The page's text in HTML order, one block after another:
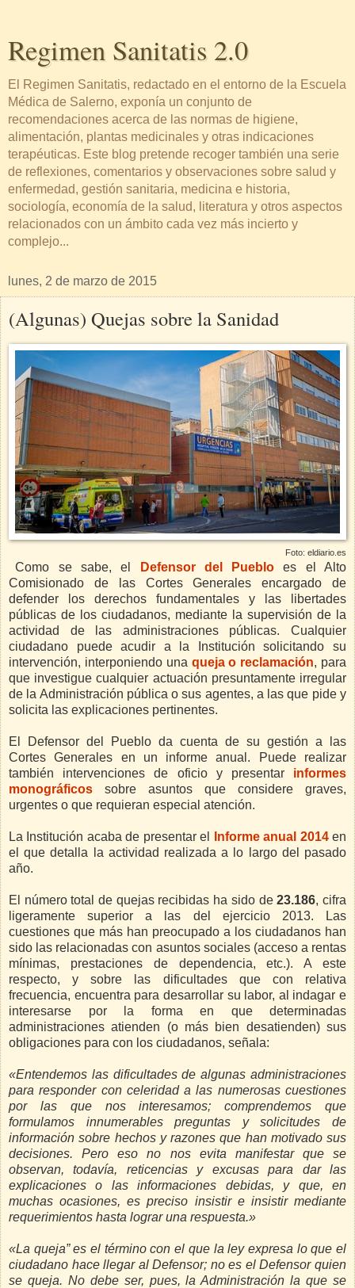
Regimen Sanitatis 2.0
El Regimen Sanitatis, redactado en el entorno de la Escuela
Médica de Salerno, exponía un conjunto de
recomendaciones acerca de las normas de higiene,
alimentación, plantas medicinales y otras indicaciones
terapéuticas. Este blog pretende recoger también una serie
de reflexiones, comentarios y observaciones sobre salud y
enfermedad, gestión sanitaria, medicina e historia,
sociología, economía de la salud, literatura y otros aspectos
relacionados con un ámbito cada vez más incierto y
complejo...
lunes, 2 de marzo de 2015
(Algunas) Quejas sobre la Sanidad
Foto: eldiario.es
Como se sabe, el Defensor del Pueblo es el Alto
Comisionado de las Cortes Generalesencargado de
defender los derechos fundamentales y las libertades
públicas de los ciudadanos, mediante la supervisión de la
actividad de las administraciones públicas. Cualquier
ciudadano puede acudir a la Institución solicitando su
intervención, interponiendo una queja o reclamación, para
que investigue cualquier actuación presuntamente irregular
de la Administración públicao sus agentes, a las que pide y
solicita las explicaciones pertinentes.
El Defensor del Pueblo da cuenta de su gestión a las
Cortes Generales en un informe anual. Puede realizar
también intervenciones de oficio y presentar informes
monográficos sobre asuntos que considere graves,
urgentes o que requieran especial atención.
La Institución acaba de presentar el Informe anual 2014en
el que detalla la actividad realizada a lo largo del pasado
año.
El número total de quejas recibidas ha sido de23.186, cifra
ligeramente superior a las del ejercicio 2013. Las
cuestiones que más han preocupado a los ciudadanos han
sido las relacionadas con asuntos sociales (acceso a rentas
mínimas, prestaciones de dependencia, etc.). A este
respecto, y sobre las dificultades que con relativa
frecuencia, encuentra para desarrollar su labor, al indagar e
interesarse por la forma en que determinadas
administraciones atienden (o más bien desatienden) sus
obligaciones para con los ciudadanos, señala:
«Entendemos las dificultades de algunas administraciones
para responder con celeridad a las numerosas cuestiones
por las que nos interesamos; comprendemos que
formulamos innumerables preguntas y solicitudes de
información sobre hechos y razones que han motivado sus
decisiones. Pero eso no nos evita manifestar que se
observan, todavía, reticencias y excusas para dar las
explicaciones o las informaciones debidas, y que, en
muchas ocasiones, es preciso insistir e insistir mediante
requerimientos hasta lograr una respuesta.»
«La queja” es el término con el que la ley expresa lo que el
ciudadano hace llegar al Defensor; no es el Defensor quien
se queja. No debe ser, pues, la Administración la que se